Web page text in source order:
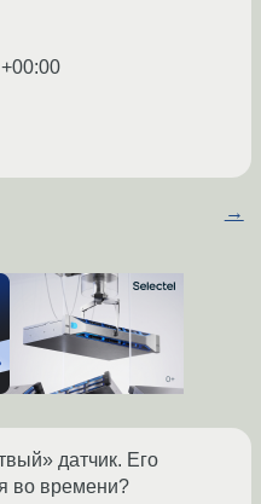
→
датчик. Его
во времени?